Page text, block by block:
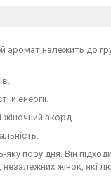
належить до
й енергії.
акорд.
пору дня. Він
жінок, які